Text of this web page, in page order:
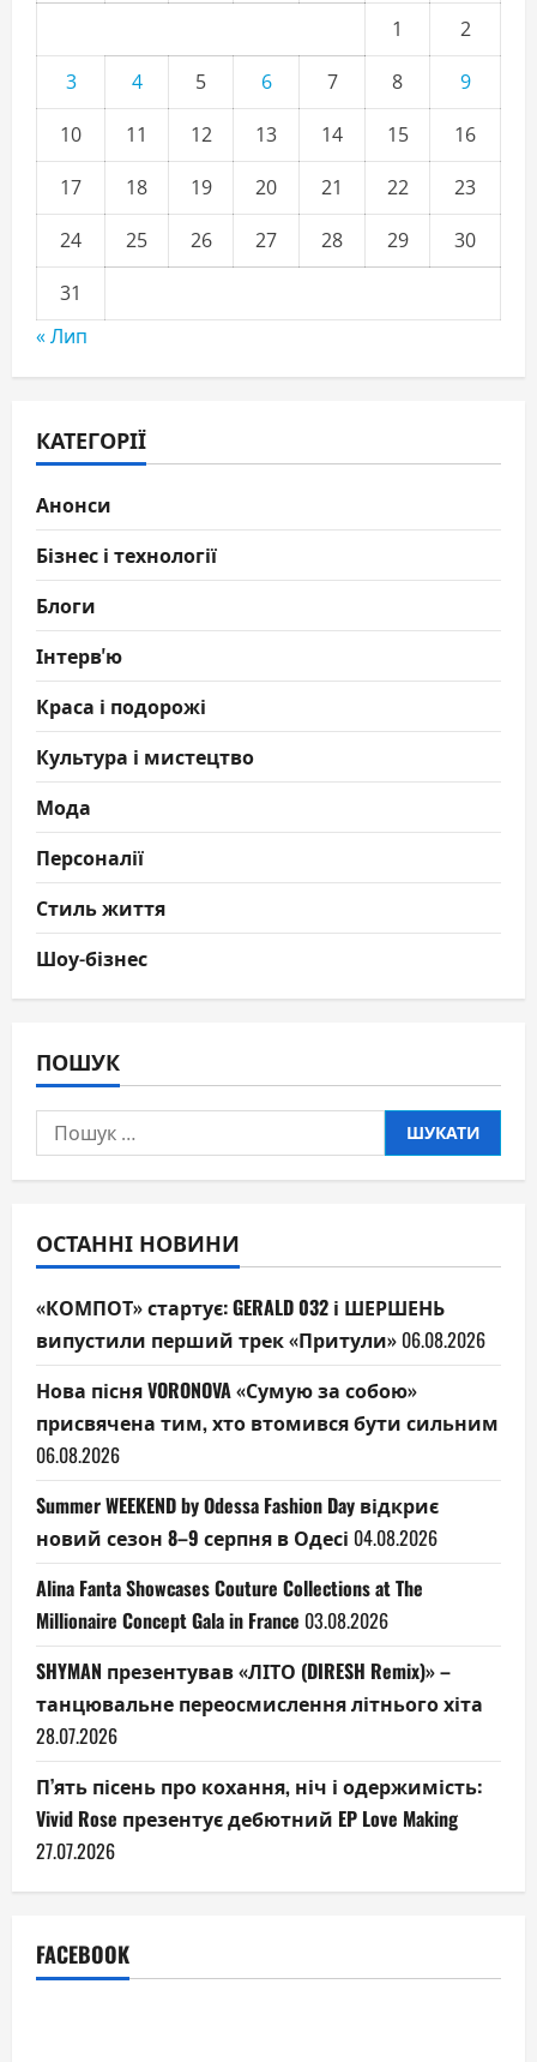
1
2
3
4 5 6 7 8
9
10
11 12 13 14 15
16
17
18 19 20 21 22
23
24
25 26 27 28 29
30
31
« Лип
КАТЕГОРІЇ
Анонси
Бізнес і технології
Блоги
Інтерв'ю
Краса і подорожі
Культура і мистецтво
Мода
Персоналії
Стиль життя
Шоу-бізнес
ПОШУК
Пошук:
ОСТАННІ НОВИНИ
«КОМПОТ» стартує: GERALD 032 і ШЕРШЕНЬ
випустили перший трек «Притули» 06.08.2026
Нова пісня VORONOVA «Сумую за собою»
присвячена тим, хто втомився бути сильним
06.08.2026
Summer WEEKEND by Odessa Fashion Day відкриє
новий сезон 8–9 серпня в Одесі 04.08.2026
Alina Fanta Showcases Couture Collections at The
Millionaire Concept Gala in France 03.08.2026
SHYMAN презентував «ЛІТО (DIRESH Remix)» –
танцювальне переосмислення літнього хіта
28.07.2026
П’ять пісень про кохання, ніч і одержимість:
Vivid Rose презентує дебютний EP Love Making
27.07.2026
FACEBOOK